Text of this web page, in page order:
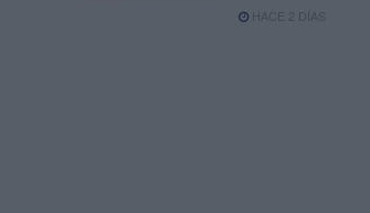
HACE 2 DÍAS